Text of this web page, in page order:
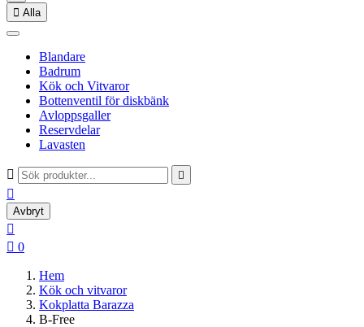
 Alla
Blandare
Badrum
Kök och Vitvaror
Bottenventil för diskbänk
Avloppsgaller
Reservdelar
Lavasten
 

Avbryt

 0
Hem
Kök och vitvaror
Kokplatta Barazza
B-Free